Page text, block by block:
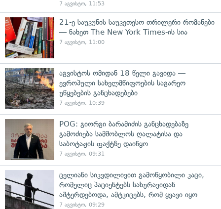
7 აგვისტო, 11:53
21-ე საუკუნის საუკეთესო თრილერი რომანები
— ნახეთ The New York Times-ის სია
7 აგვისტო, 11:00
აგვისტოს ომიდან 18 წელი გავიდა —
ევროპული სახელმწიფოების საგარეო
უწყებების განცხადებები
7 აგვისტო, 10:39
POG: გიორგი ბარამიძის განცხადებაზე
გამოძიება სამშობლოს ღალატისა და
საბოტაჟის ფაქტზე დაიწყო
7 აგვისტო, 09:31
ცელიანი სიკვდილივით გამოწყობილი კაცი,
რომელიც პაციენტებს სახურავიდან
აშტერდებოდა, ამტკიცებს, რომ ყვავი იყო
7 აგვისტო, 09:29